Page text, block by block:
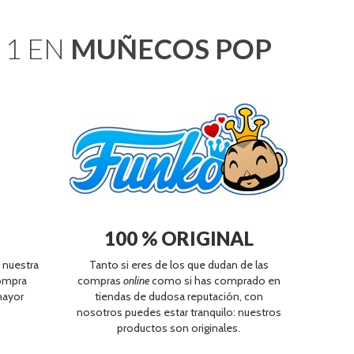
tiempo y forma. 📦 Todos los pedidos realizados a partir
a partir del 1 de septiembre. Aprovecharemos para
con normalidad, pero recuerda: ¡los envíos
EN MUÑECOS POP
100 % ORIGINAL
Tanto si eres de los que dudan de las
compras onlinecomo si has comprado en
tiendas de dudosa reputación, con
nosotros puedes estar tranquilo: nuestros
productos son originales.